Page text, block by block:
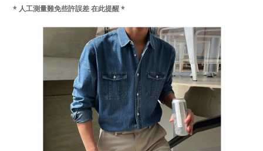
* 人工測量難免些許誤差 在此提醒 *